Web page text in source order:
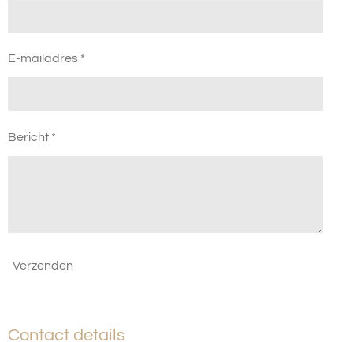
E-mailadres *
Bericht *
Verzenden
Contact details